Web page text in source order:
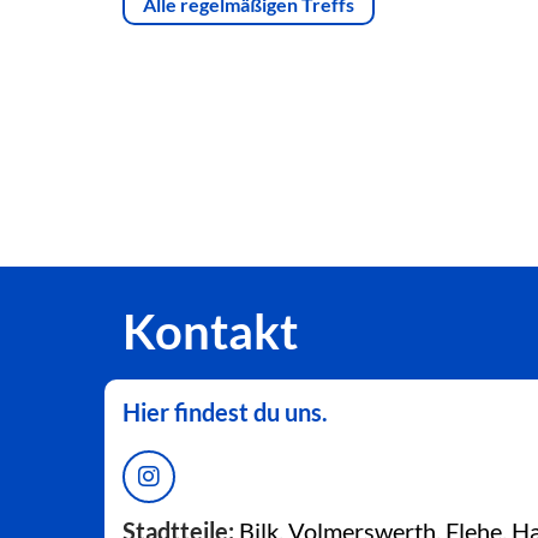
Kontakt
Hier findest du uns.
Stadtteile: Bilk, Volmerswerth, Flehe,